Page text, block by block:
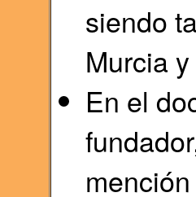
siendo
Murcia
En el